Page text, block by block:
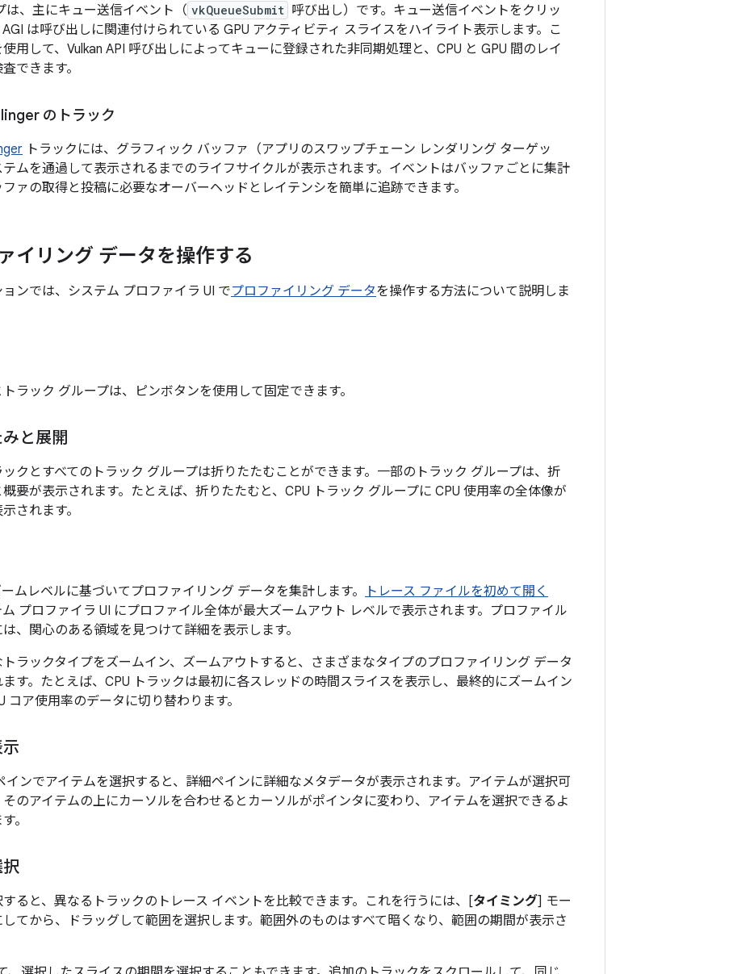
は、主にキュー送信イベント（ vkQueueSubmit 呼び出し）です。キュー送信イベントをクリッ
は呼び出しに関連付けられている GPU アクティビティ スライスをハイライト表示します。こ
用して、Vulkan API 呼び出しによってキューに登録された非同期処理と、CPU と GPU 間のレイ
できます。
のトラック
トラックには、グラフィック バッファ（アプリのスワップチェーン レンダリング ターゲッ
テムを通過して表示されるまでのライフサイクルが表示されます。イベントはバッファごとに集計
ァの取得と投稿に必要なオーバーヘッドとレイテンシを簡単に追跡できます。
イリング データを操作する
ョンでは、システム プロファイラ UI でプロファイリング データを操作する方法について説明しま
トラック グループは、ピンボタンを使用して固定できます。
と展開
クとすべてのトラック グループは折りたたむことができます。一部のトラック グループは、折
概要が表示されます。たとえば、折りたたむと、CPU トラック グループに CPU 使用率の全体像が
されます。
ムレベルに基づいてプロファイリング データを集計します。
トレース ファイルを初めて開く
ム プロファイラ UI にプロファイル全体が最大ズームアウト レベルで表示されます。プロファイル
、関心のある領域を見つけて詳細を表示します。
トラックタイプをズームイン、ズームアウトすると、さまざまなタイプのプロファイリング データ
す。たとえば、CPU トラックは最初に各スレッドの時間スライスを表示し、最終的にズームイン
コア使用率のデータに切り替わります。
インでアイテムを選択すると、詳細ペインに詳細なメタデータが表示されます。アイテムが選択可
のアイテムの上にカーソルを合わせるとカーソルがポインタに変わり、アイテムを選択できるよ
。
ると、異なるトラックのトレース イベントを比較できます。これを行うには、[タイミング] モー
してから、ドラッグして範囲を選択します。範囲外のものはすべて暗くなり、範囲の期間が表示さ